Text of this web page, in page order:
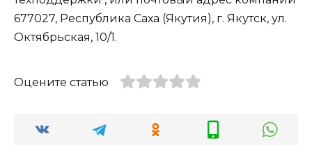
677027, Республика Саха (Якутия), г. Якутск, ул.
Октябрьская, 10/1.
Оцените статью